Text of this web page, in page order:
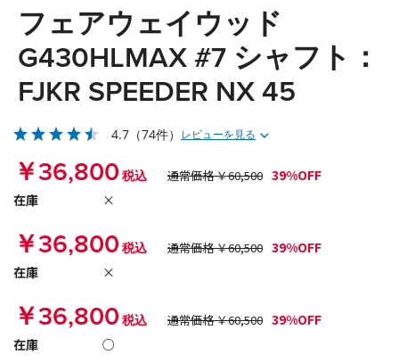
フェアウェイウッド
G430HLMAX #7 シャフト：
FJKR SPEEDER NX 45
￥36,800税込 通常価格 ￥60,500 39%OFF
在庫
×
￥36,800税込 通常価格 ￥60,500 39%OFF
在庫
×
￥36,800税込 通常価格 ￥60,500 39%OFF
在庫
○
4.7 （74件） レビューを見る